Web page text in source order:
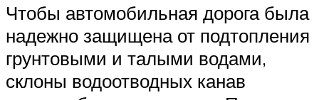
Чтобы автомобильная дорога была
надежно защищена от подтопления
грунтовыми и талыми водами,
склоны водоотводных канав